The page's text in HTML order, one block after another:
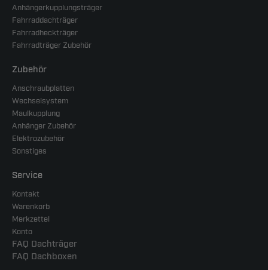
Anhängerkupplungsträger
Fahrraddachträger
Fahrradheckträger
Fahrradträger Zubehör
Zubehör
Anschraubplatten
Wechselsystem
Maulkupplung
Anhänger Zubehör
Elektrozubehör
Sonstiges
Service
Kontakt
Warenkorb
Merkzettel
Konto
FAQ Dachträger
FAQ Dachboxen